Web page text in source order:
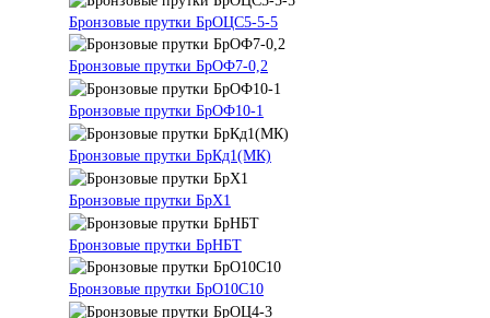
Бронзовые прутки БрОЦС5-5-5
Бронзовые прутки БрОФ7-0,2
Бронзовые прутки БрОФ10-1
Бронзовые прутки БрКд1(МК)
Бронзовые прутки БрХ1
Бронзовые прутки БрНБТ
Бронзовые прутки БрО10С10